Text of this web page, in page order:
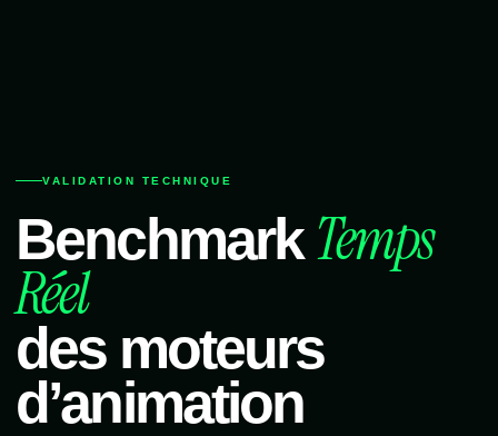
VALIDATION TECHNIQUE
BenchmarkTemps
Réel
des moteurs
d’animation